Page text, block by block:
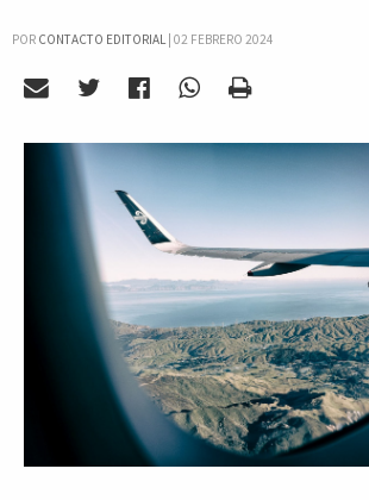
POR CONTACTO EDITORIAL| 02 FEBRERO 2024